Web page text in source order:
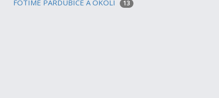
FOTÍME PARDUBICE A OKOLÍ 13